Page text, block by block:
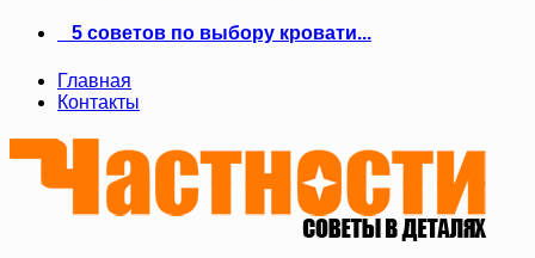
5 советов по выбору кровати...
Главная
Контакты